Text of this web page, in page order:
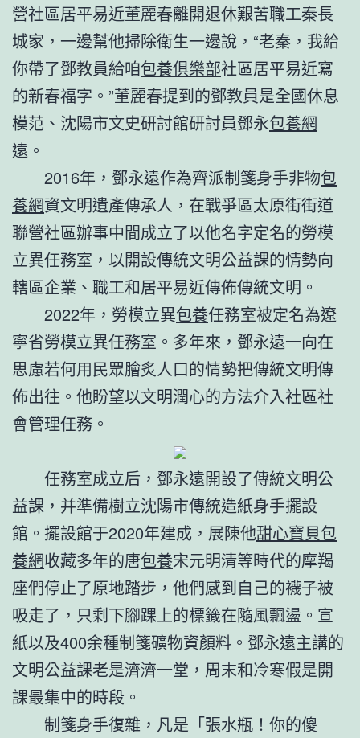
營社區居平易近董麗春離開退休艱苦職工秦長
城家，一邊幫他掃除衛生一邊說，“老秦，我給
你帶了鄧教員給咱包養俱樂部社區居平易近寫
的新春福字。”董麗春提到的鄧教員是全國休息
模范、沈陽市文史研討館研討員鄧永包養網
遠。
2016年，鄧永遠作為齊派制箋身手非物包
養網資文明遺產傳承人，在戰爭區太原街街道
聯營社區辦事中間成立了以他名字定名的勞模
立異任務室，以開設傳統文明公益課的情勢向
轄區企業、職工和居平易近傳佈傳統文明。
2022年，勞模立異包養任務室被定名為遼
寧省勞模立異任務室。多年來，鄧永遠一向在
思慮若何用民眾膾炙人口的情勢把傳統文明傳
佈出往。他盼望以文明潤心的方法介入社區社
會管理任務。
任務室成立后，鄧永遠開設了傳統文明公
益課，并準備樹立沈陽市傳統造紙身手擺設
館。擺設館于2020年建成，展陳他甜心寶貝包
養網收藏多年的唐包養宋元明清等時代的摩羯
座們停止了原地踏步，他們感到自己的襪子被
吸走了，只剩下腳踝上的標籤在隨風飄盪。宣
紙以及400余種制箋礦物資顏料。鄧永遠主講的
文明公益課老是濟濟一堂，周末和冷寒假是開
課最集中的時段。
制箋身手復雜，凡是「張水瓶！你的傻